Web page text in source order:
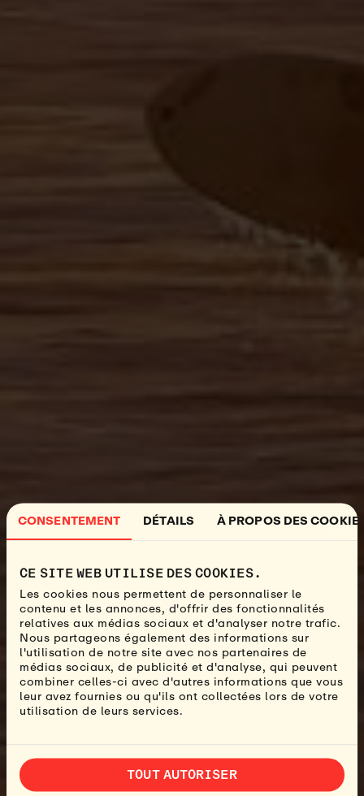
CONSENTEMENT DÉTAILS À PROPOS DES
CE SITE WEB UTILISE DES COOKIES.
Les cookies nous permettent de personnaliser le
contenu et les annonces, d'offrir des fonctionnalités
relatives aux médias sociaux et d'analyser notre trafic.
Nous partageons également des informations sur
l'utilisation de notre site avec nos partenaires de
médias sociaux, de publicité et d'analyse, qui peuvent
combiner celles-ci avec d'autres informations que vous
leur avez fournies ou qu'ils ont collectées lors de votre
utilisation de leurs services.
TOUT AUTORISER